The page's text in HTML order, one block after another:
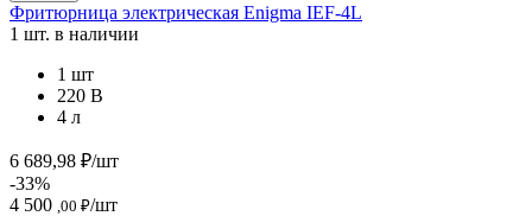
Фритюрница электрическая Enigma IEF-4L
1 шт. в наличии
1 шт
220 В
4 л
6 689,98 ₽/шт
-33%
4 500 ,00 ₽/шт